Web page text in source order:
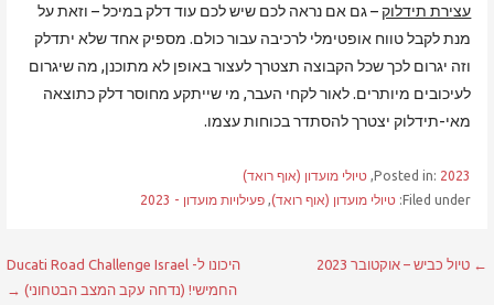
עצירת תידלוק– גם אם נראה לכם שיש לכם עוד דלק במיכל – וזאת על
מנת לקבל טווח אופטימלי לרכיבה עבור כולם. מספיק אחד שלא יתדלק
וזה יגרום לכך שכל הקבוצה תצטרך לעצור באופן לא מתוכנן, מה שיגרום
לעיכובים מיותרים. לאור לקחי העבר, מי שייתקע מחוסר דלק כתוצאה
מאי-תידלוק יצטרך להסתדר בכוחות עצמו.
Posted in: 2023
, טיולי מועדון (אוף רואד)
Filed under:
טיולי מועדון (אוף רואד), פעילויות מועדון - 2023
ניווט
← טיול כביש – אוקטובר 2023
היכונו ל- Ducati Road Challenge Israel
החמישי! (נדחה עקב המצב הבטחוני) →